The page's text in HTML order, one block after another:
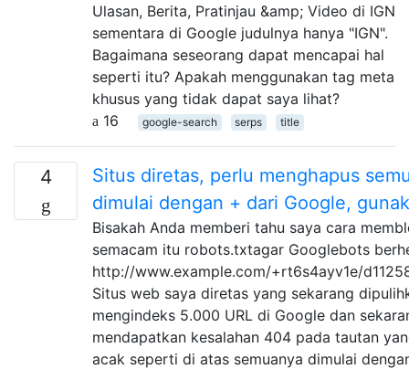
Ulasan, Berita, Pratinjau &amp; Video di IGN
sementara di Google judulnya hanya "IGN".
Bagaimana seseorang dapat mencapai hal
seperti itu? Apakah menggunakan tag meta
khusus yang tidak dapat saya lihat?
16
google-search serps title
4
Situs diretas, perlu menghapus
dimulai dengan + dari Google,
Bisakah Anda memberi tahu saya cara
semacam itu robots.txtagar Googlebots
http://www.example.com/+rt6s4ayv1e/
Situs web saya diretas yang sekarang
mengindeks 5.000 URL di Google dan
mendapatkan kesalahan 404 pada tautan
acak seperti di atas semuanya dimulai